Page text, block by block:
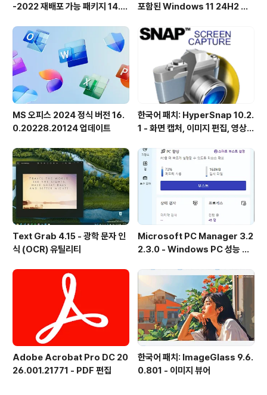
-2022 재배포 가능 패키지 14.5
포함된 Windows 11 24H2 및
출시
MS 오피스 2024 정식 버전 16.
0.20228.20124 업데이트
한국어 패치: HyperSnap 10.2.
1 - 화면 캡처, 이미지 편집, 영상
Text Grab 4.15 - 광학 문자 인
식 (OCR) 유틸리티
Microsoft PC Manager 3.2
2.3.0 - Windows PC 성능 향
Adobe Acrobat Pro DC 20
26.001.21771 - PDF 편집
한국어 패치: ImageGlass 9.6.
0.801 - 이미지 뷰어